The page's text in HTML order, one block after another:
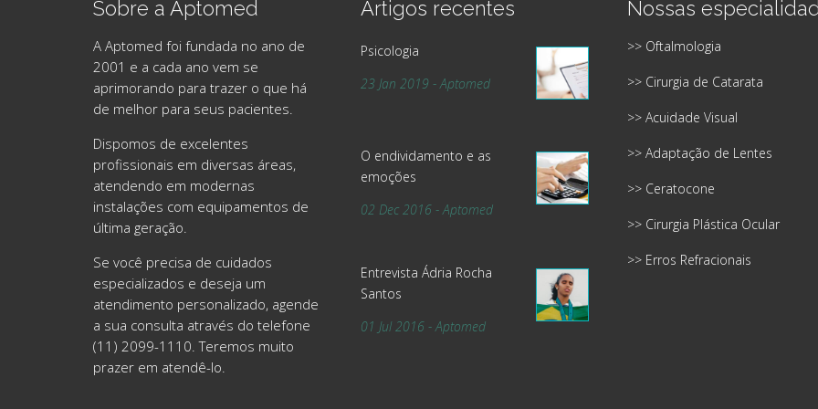
Sobre a Aptomed
A Aptomed foi fundada no ano de
2001 e a cada ano vem se
aprimorando para trazer o que há
de melhor para seus pacientes.
Dispomos de excelentes
profissionais em diversas áreas,
atendendo em modernas
instalações com equipamentos de
última geração.
Se você precisa de cuidados
especializados e deseja um
atendimento personalizado, agende
a sua consulta através do telefone
(11) 2099-1110. Teremos muito
prazer em atendê-lo.
Artigos recentes
Psicologia
23 Jan 2019 - Aptomed
O endividamento e as
emoções
02 Dec 2016 - Aptomed
Entrevista Ádria Rocha
Santos
01 Jul 2016 - Aptomed
Nossas
>> Oftalmologia
>> Cirurgia de Catarata
>> Acuidade Visual
>> Adaptação de Lentes
>> Ceratocone
>> Cirurgia Plástica Ocular
>> Erros Refracionais